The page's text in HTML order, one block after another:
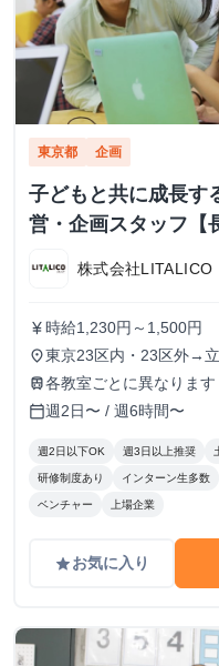
東京都 企画
子どもと共に成長す
営・企画スタッフ【
株式会社LITALICO
currency_yen 時給1,230円～1,500円
place東京23区内・23区外→立
川崎
train各教室ごとに異なります
calendar_today週2日〜 / 週6時間〜
週2日以下OK 週3日以上推奨
研修制度あり インターン生多数
ベンチャー 上場企業
gradeお気に入り